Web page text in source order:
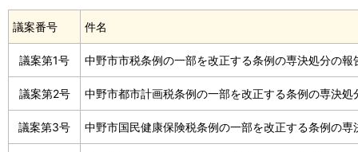
議案番号 件名
議案第1号 中野市市税条例の一部を改正する条例の専決処分の報
議案第2号 中野市都市計画税条例の一部を改正する条例の専決処
議案第3号 中野市国民健康保険税条例の一部を改正する条例の専